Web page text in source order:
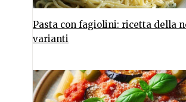
Pasta con fagiolini: ricetta della
varianti